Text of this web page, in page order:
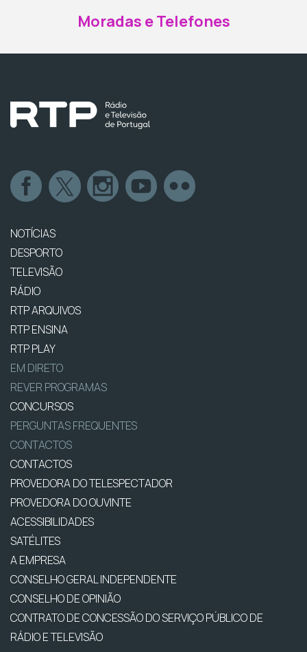
Moradas e Telefones
NOTÍCIAS
DESPORTO
TELEVISÃO
RÁDIO
RTP ARQUIVOS
RTP ENSINA
RTP PLAY
EM DIRETO
REVER PROGRAMAS
CONCURSOS
PERGUNTAS FREQUENTES
CONTACTOS
CONTACTOS
PROVEDORA DO TELESPECTADOR
PROVEDORA DO OUVINTE
ACESSIBILIDADES
SATÉLITES
A EMPRESA
CONSELHO GERAL INDEPENDENTE
CONSELHO DE OPINIÃO
CONTRATO DE CONCESSÃO DO SERVIÇO PÚBLICO DE
RÁDIO E TELEVISÃO